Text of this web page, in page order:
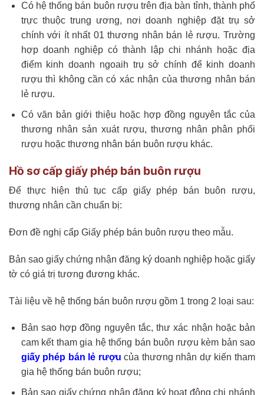
Có hệ thống bán buôn rượu trên địa bàn tỉnh, thành phố
trực thuộc trung ương, nơi doanh nghiệp đặt trụ sở
chính với ít nhất 01 thương nhân bán lẻ rượu. Trường
hợp doanh nghiệp có thành lập chi nhánh hoặc địa
điểm kinh doanh ngoaih trụ sở chính để kinh doanh
rượu thì không cần có xác nhận của thương nhân bán
lẻ rượu.
Có văn bản giới thiệu hoặc hợp đồng nguyên tắc của
thương nhân sản xuát rượu, thương nhân phân phối
rượu hoặc thương nhân bán buôn rượu khác.
Hồ sơ cấp giấy phép bán buôn rượu
Để thực hiện thủ tục cấp giấy phép bán buôn rượu,
thương nhân cần chuẩn bị:
Đơn đề nghị cấp Giấy phép bán buôn rượu theo mẫu.
Bản sao giấy chứng nhận đăng ký doanh nghiệp hoặc giấy
tờ có giá trị tương đương khác.
Tài liệu về hệ thống bán buôn rượu gồm 1 trong 2 loại sau:
Bản sao hợp đồng nguyên tắc, thư xác nhận hoặc bản
cam kết tham gia hệ thống bán buôn rượu kèm bản sao
giấy phép bán lẻ rượu của thương nhân dự kiến tham
gia hệ thống bán buôn rượu;
Bản sao giấy chứng nhận đăng ký hoạt động chi nhánh